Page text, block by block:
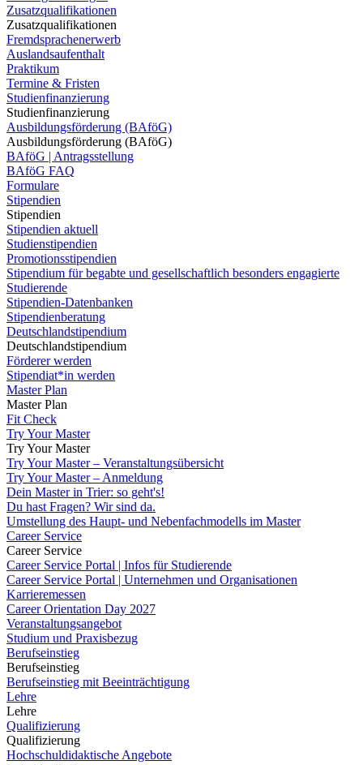
Zusatzqualifikationen
Zusatzqualifikationen
Fremdsprachenerwerb
Auslandsaufenthalt
Praktikum
Termine & Fristen
Studienfinanzierung
Studienfinanzierung
Ausbildungsförderung (BAföG)
Ausbildungsförderung (BAföG)
BAföG | Antragsstellung
BAföG FAQ
Formulare
Stipendien
Stipendien
Stipendien aktuell
Studienstipendien
Promotionsstipendien
Stipendium für begabte und gesellschaftlich besonders engagierte
Studierende
Stipendien-Datenbanken
Stipendienberatung
Deutschlandstipendium
Deutschlandstipendium
Förderer werden
Stipendiat*in werden
Master Plan
Master Plan
Fit Check
Try Your Master
Try Your Master
Try Your Master – Veranstaltungsübersicht
Try Your Master – Anmeldung
Dein Master in Trier: so geht's!
Du hast Fragen? Wir sind da.
Umstellung des Haupt- und Nebenfachmodells im Master
Career Service
Career Service
Career Service Portal | Infos für Studierende
Career Service Portal | Unternehmen und Organisationen
Karrieremessen
Career Orientation Day 2027
Veranstaltungsangebot
Studium und Praxisbezug
Berufseinstieg
Berufseinstieg
Berufseinstieg mit Beeinträchtigung
Lehre
Lehre
Qualifizierung
Qualifizierung
Hochschuldidaktische Angebote